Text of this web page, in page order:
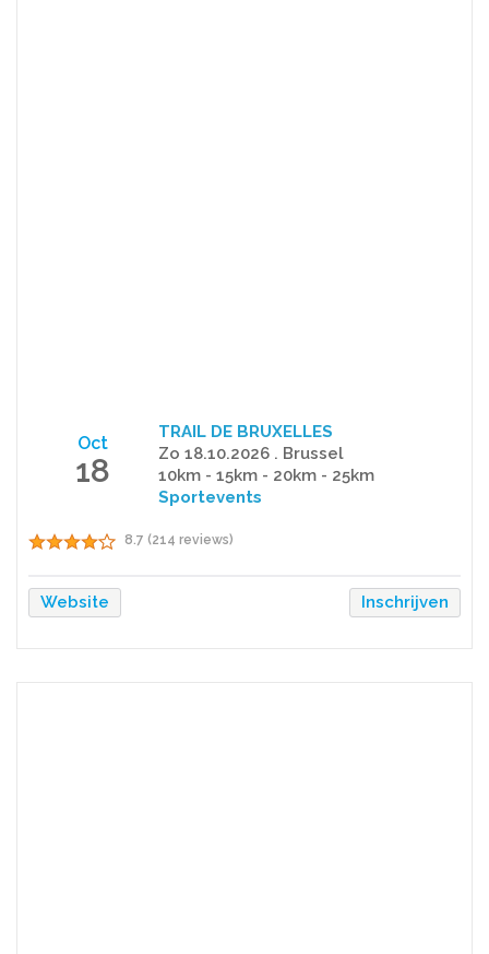
Oct
18
TRAIL DE BRUXELLES
Zo 18.10.2026 . Brussel
10km - 15km - 20km - 25km
Sportevents
8.7 (214 reviews)
Website Inschrijven